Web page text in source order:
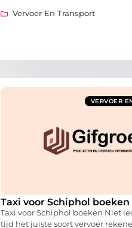
Vervoer En Transport
VERVOER
Taxi voor Schiphol boeken
Taxi voor Schiphol boeken Niet
tijd het juiste soort vervoer